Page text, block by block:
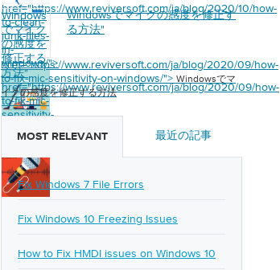
href="https://www.reviversoft.com/ja/blog/2020/10/how-
to-clean-
junk-files-
in-
windows/">
Windows
でマイク
の感度を
修正する
方法"
href="https://www.reviversoft.com/ja/blog/2020/09/how-
to-fix-mic-
sensitivity-
windows/">
Windowsでマイクの感度を修正す
る方法"
href="https://www.reviversoft.com/ja/blog/2020/09/how-
to-fix-mic-sensitivity-on-windows/"> Windowsでマ
イクの感度を修正する方法
MOST RELEVANT 最近の記事
Fix Windows 7 File Errors
Fix Windows 10 Freezing Issues
How to Fix HMDI issues on Windows 10